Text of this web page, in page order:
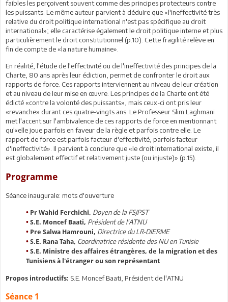
faibles les perçoivent souvent comme des principes protecteurs contre
les puissants. Le même auteur parvient à déduire que «l'ineffectivité très
relative du droit politique international n'est pas spécifique au droit
international»; elle caractérise également le droit politique interne et plus
particulièrement le droit constitutionnel (p.10). Cette fragilité relève en
fin de compte de «la nature humaine».
En réalité, l'étude de l'effectivité ou de l'ineffectivité des principes de la
Charte, 80 ans après leur édiction, permet de confronter le droit aux
rapports de force. Ces rapports interviennent au niveau de leur création
et au niveau de leur mise en œuvre. Les principes de la Charte ont été
édicté «contre la volonté des puissants», mais ceux-ci ont pris leur
«revanche» durant ces quatre-vingts ans. Le Professeur Slim Laghmani
met l'accent sur l'ambivalence de ces rapports de force en mentionnant
qu'«elle joue parfois en faveur de la règle et parfois contre elle. Le
rapport de force est parfois facteur d'effectivité, parfois facteur
d'ineffectivité». Il parvient à conclure que «le droit international existe, il
est globalement effectif et relativement juste (ou injuste)» (p.15).
Programme
Séance inaugurale: mots d'ouverture
• Pr Wahid Ferchichi, Doyen de la FSJPST
• S.E. Moncef Baati, Président de l'ATNU
• Pre Salwa Hamrouni, Directrice du LR-DIERME
• S.E. Rana Taha, Coordinatrice résidente des NU en Tunisie
• S.E. Ministre des affaires étrangères, de la migration et des
Tunisiens à l'étranger ou son représentant
Propos introductifs: S.E. Moncef Baati, Président de l'ATNU
Séance 1